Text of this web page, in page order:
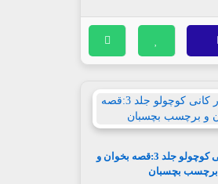
کتاب کار کانی کوچولو جلد 3:قصه بخوان و
برچسب بچسبان